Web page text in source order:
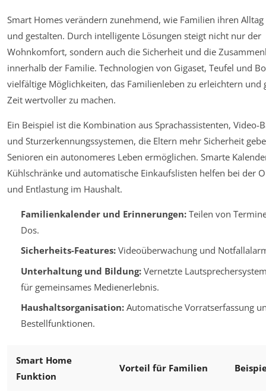
Smart Homes verändern zunehmend, wie Familien ihren
und gestalten. Durch intelligente Lösungen steigt nicht nur der
Wohnkomfort, sondern auch die Sicherheit und die
innerhalb der Familie. Technologien von Gigaset, Teufel und
vielfältige Möglichkeiten, das Familienleben zu erleichtern und
Zeit wertvoller zu machen.
Ein Beispiel ist die Kombination aus Sprachassistenten, Video-
und Sturzerkennungssystemen, die Eltern mehr Sicherheit
Senioren ein autonomeres Leben ermöglichen. Smarte
Kühlschränke und automatische Einkaufslisten helfen bei der
und Entlastung im Haushalt.
Familienkalender und Erinnerungen:Teilen von
Dos.
Sicherheits-Features:Videoüberwachung und
Unterhaltung und Bildung:Vernetzte
für gemeinsames Medienerlebnis.
Haushaltsorganisation:Automatische Vorratserfassung
Bestellfunktionen.
Smart Home
Funktion
Vorteil für Familien